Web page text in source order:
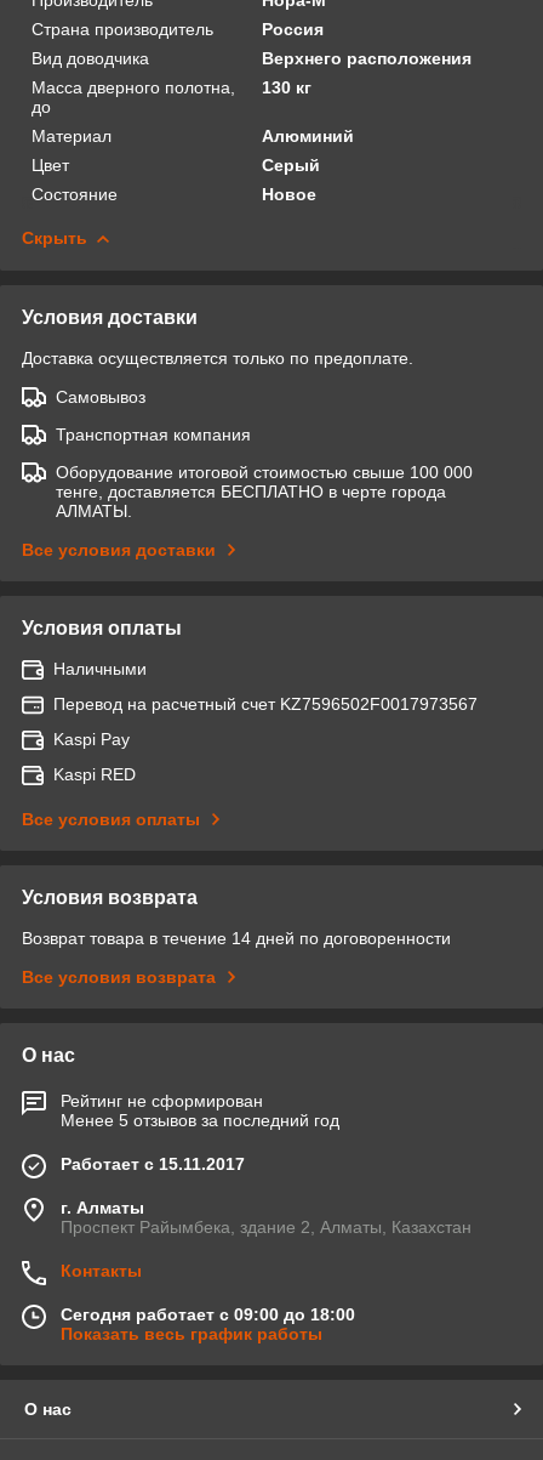
Страна производитель
Россия
Вид доводчика
Верхнего расположения
Масса дверного полотна,
до
130 кг
Материал
Алюминий
Цвет
Серый
Состояние
Новое
Скрыть
Условия доставки
Доставка осуществляется только по предоплате.
Самовывоз
Транспортная компания
Оборудование итоговой стоимостью свыше 100 000
тенге, доставляется БЕСПЛАТНО в черте города
АЛМАТЫ.
Все условия доставки
Условия оплаты
Наличными
Перевод на расчетный счет KZ7596502F0017973567
Kaspi Pay
Kaspi RED
Все условия оплаты
Условия возврата
Возврат товара в течение 14 дней по договоренности
Все условия возврата
О нас
Рейтинг не сформирован
Менее 5 отзывов за последний год
Работает с 15.11.2017
г. Алматы
Проспект Райымбека, здание 2, Алматы, Казахстан
Контакты
Сегодня работает с 09:00 до 18:00
Показать весь график работы
О нас